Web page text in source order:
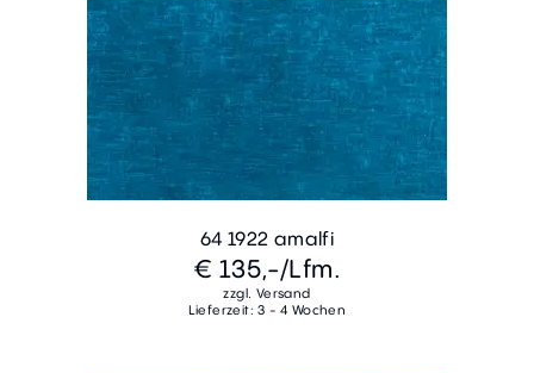
64 1922 amalfi
€ 135,-/Lfm.
zzgl. Versand
Lieferzeit: 3 - 4 Wochen